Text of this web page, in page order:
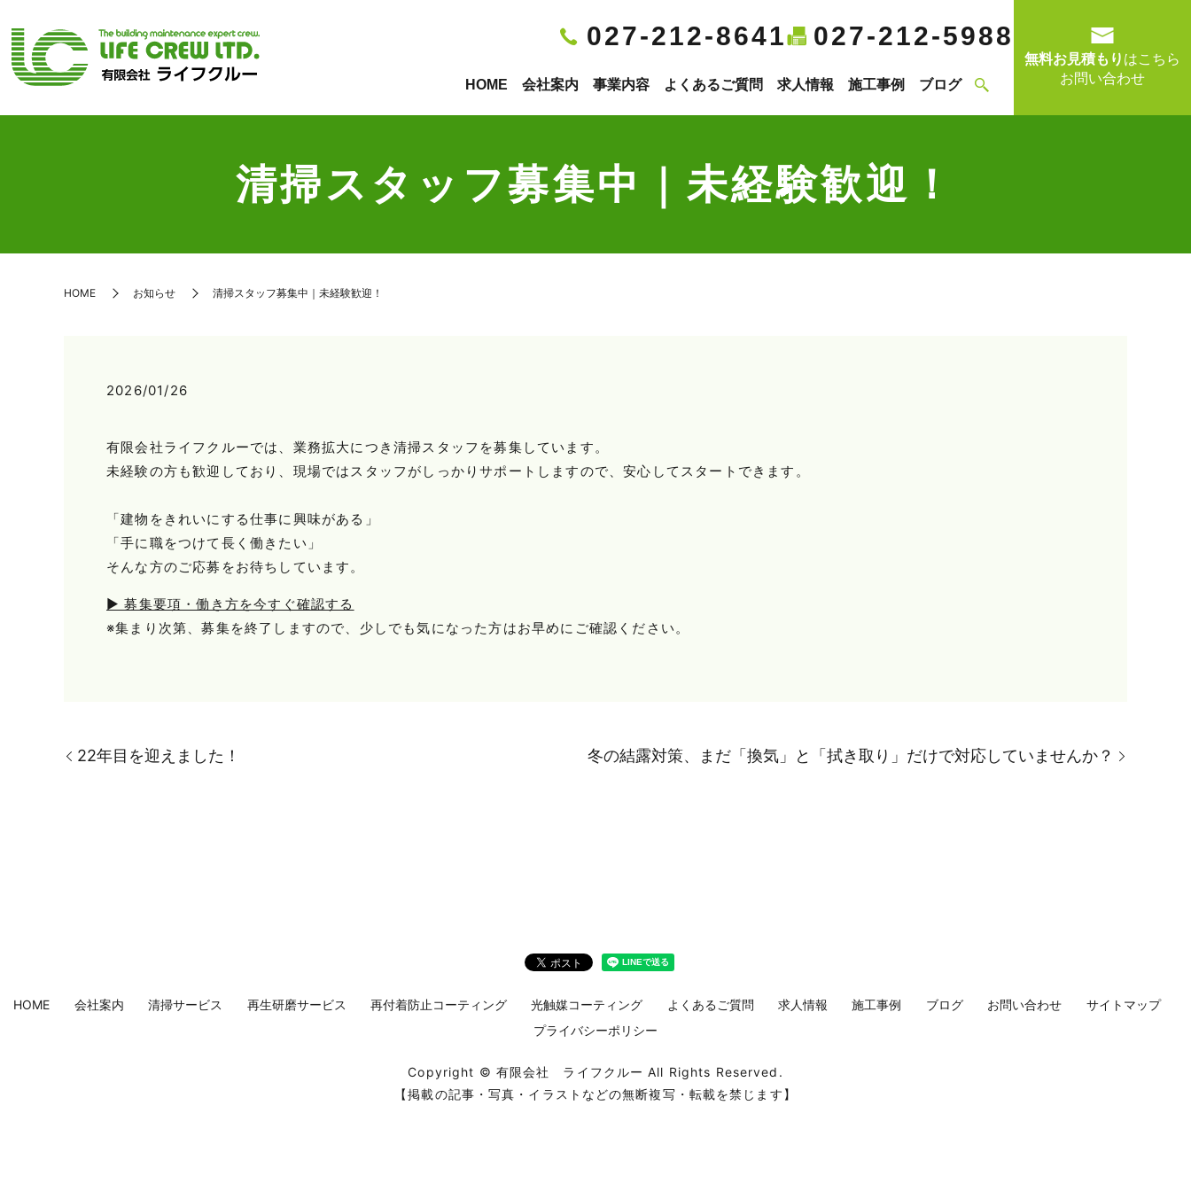
HOME 会社案内 事業内容 よくあるご質問 求人情報 施工事例 ブログ
027-212-8641 027-212-5988
無料お見積もり はこちら
お問い合わせ
清掃スタッフ募集中｜未経験歓迎！
HOME お知らせ 清掃スタッフ募集中｜未経験歓迎！
2026/01/26
有限会社ライフクルーでは、業務拡大につき清掃スタッフを募集しています。
未経験の方も歓迎しており、現場ではスタッフがしっかりサポートしますので、安心してスタートできます。
「建物をきれいにする仕事に興味がある」
「手に職をつけて長く働きたい」
そんな方のご応募をお待ちしています。
▶ 募集要項・働き方を今すぐ確認する
※集まり次第、募集を終了しますので、少しでも気になった方はお早めにご確認ください。
22年目を迎えました！ 冬の結露対策、まだ「換気」と「拭き取り」だけで対応していませんか？
HOME 会社案内 清掃サービス 再生研磨サービス 再付着防止コーティング 光触媒コーティング よくあるご質問 求人情報 施工事例 ブログ お問い合わせ
サイトマップ
プライバシーポリシー
Copyright © 有限会社 ライフクルー All Rights Reserved.
【掲載の記事・写真・イラストなどの無断複写・転載を禁じます】